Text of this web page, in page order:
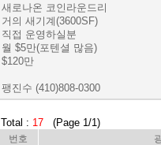
새로나온 코인라운드리
거의 새기계(3600SF)
직접 운영하실분
월 $5만(포텐셜 많음)
$120만
팽진수 (410)808-0300
Total : 17 (Page 1/1)
번호